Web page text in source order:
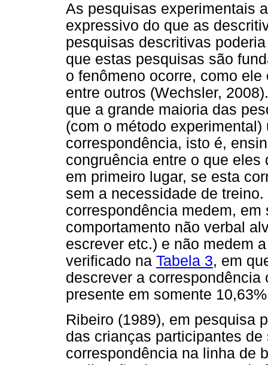
As pesquisas experimentais
expressivo do que as
pesquisas descritivas
que estas pesquisas são
o fenômeno ocorre, como
entre outros (Wechsler,
que a grande maioria das
(com o método
correspondência, isto é,
congruência entre o que
em primeiro lugar, se esta
sem a necessidade de
correspondência medem,
comportamento não verbal
escrever etc.) e não medem
verificado na Tabela 3, em
descrever a
presente em somente
Ribeiro (1989), em pesquisa
das crianças participantes
correspondência na linha de